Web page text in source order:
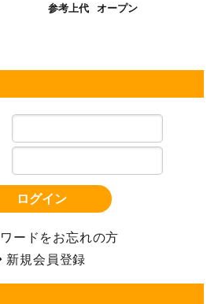
参考上代 オープン
ログイン
ードをお忘れの方
新規会員登録